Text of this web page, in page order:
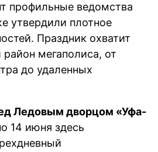
профильные ведомства
утвердили плотное
Праздник охватит
мегаполиса, от
до удаленных
Ледовым дворцом «Уфа-
14 июня здесь